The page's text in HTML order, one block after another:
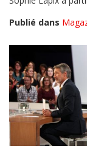
Publié dans